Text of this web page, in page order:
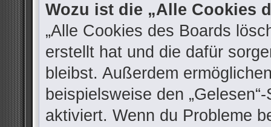
Wozu ist die „Alle Cookies
„Alle Cookies des Boards
erstellt hat und die dafür
bleibst. Außerdem
beispielsweise den
aktiviert. Wenn du Probleme